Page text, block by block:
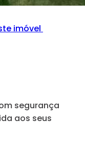
imóvel
segurança
aos seus